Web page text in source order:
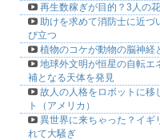
再生数稼ぎが目的？3人の
助けを求めて消防士に近
び立つ
植物のコケが動物の脳神経
地球外文明が恒星の自転エ
補となる天体を発見
故人の人格をロボットに移
ト（アメリカ）
異世界に来ちゃった？イギ
れて大騒ぎ